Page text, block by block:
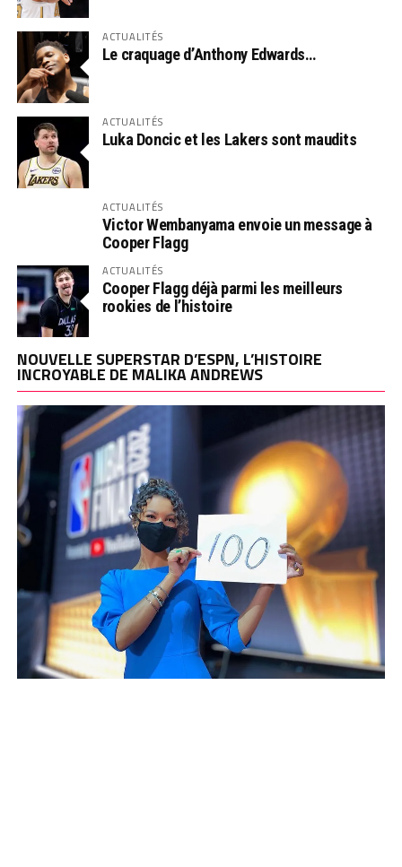
ACTUALITÉS
Le craquage d’Anthony Edwards…
ACTUALITÉS
Luka Doncic et les Lakers sont maudits
ACTUALITÉS
Victor Wembanyama envoie un message à
Cooper Flagg
ACTUALITÉS
Cooper Flagg déjà parmi les meilleurs
rookies de l’histoire
NOUVELLE SUPERSTAR D’ESPN, L’HISTOIRE
INCROYABLE DE MALIKA ANDREWS